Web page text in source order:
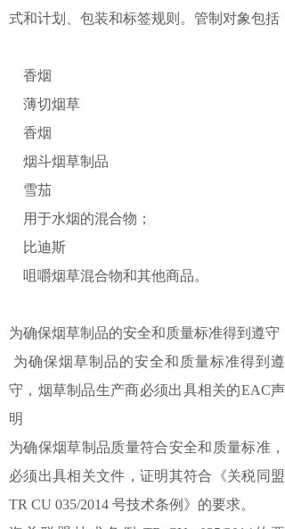
式和计划、包装和标签规则。管制对象包括
香烟
薄切烟草
香烟
烟斗烟草制品
雪茄
用于水烟的混合物；
比迪斯
咀嚼烟草混合物和其他商品。
为确保烟草制品的安全和质量标准得到遵守
为确保烟草制品的安全和质量标准得到遵
守，烟草制品生产商必须出具相关的EAC声
明
为确保烟草制品质量符合安全和质量标准，
必须出具相关文件，证明其符合《关税同盟
TR CU 035/2014 号技术条例》的要求。